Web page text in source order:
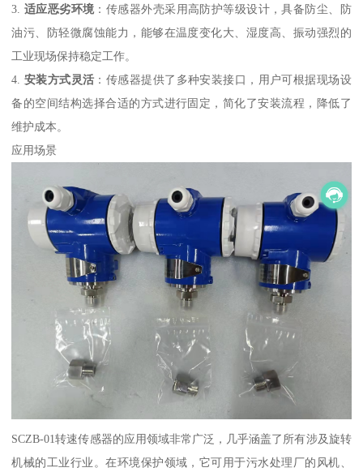
3. 适应恶劣环境 ：传感器外壳采用高防护等级设计，具备防尘、防
油污、防轻微腐蚀能力，能够在温度变化大、湿度高、振动强烈的
工业现场保持稳定工作。
4. 安装方式灵活 ：传感器提供了多种安装接口，用户可根据现场设
备的空间结构选择合适的方式进行固定，简化了安装流程，降低了
维护成本。
应用场景
SCZB-01转速传感器的应用领域非常广泛，几乎涵盖了所有涉及旋转
机械的工业行业。在环境保护领域，它可用于污水处理厂的风机、